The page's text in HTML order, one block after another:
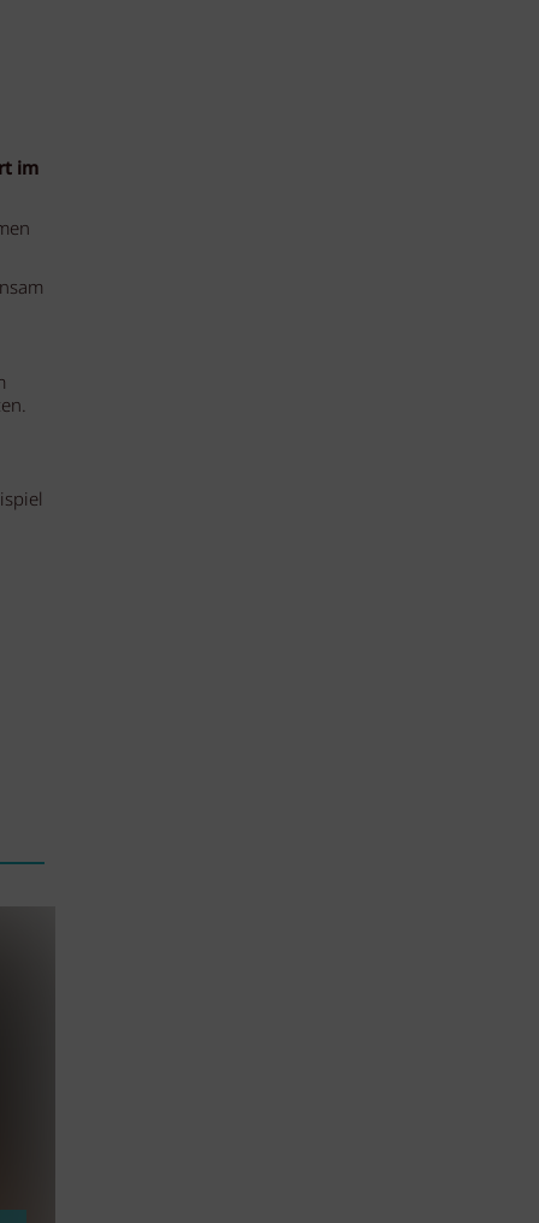
im